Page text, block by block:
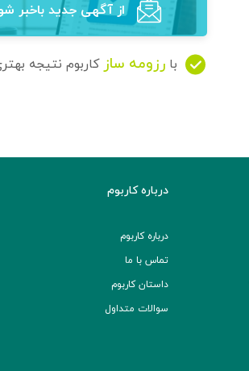
از آگهی‌ جدید باخبر
با رزومه ساز کاربوم نتیجه
درباره کاربوم
درباره کاربوم
تماس با ما
داستان کاربوم
سوالات متداول